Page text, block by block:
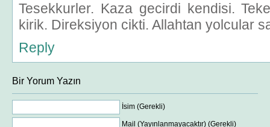
Tesekkurler. Kaza gecirdi kendisi.
kirik. Direksiyon cikti. Allahtan yolcular
Reply
Bir Yorum Yazın
İsim (Gerekli)
Mail (Yayınlanmayacaktır) (Gerekli)